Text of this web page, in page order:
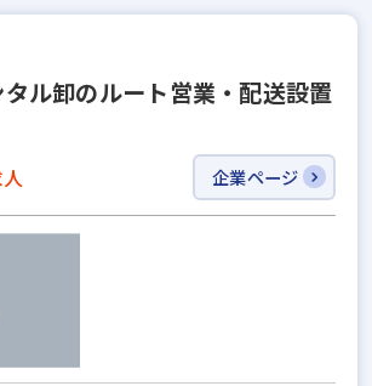
ル卸のルート営業・配送設置
企業ページ